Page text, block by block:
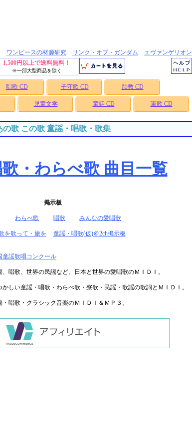
ワンピースの材源研究 リンク・オブ・ガンダム エヴァンゲリオン
1,500円以上で送料無料！
※一部大型商品を除く
唱歌 CD 子守歌 CD 胎教 CD
児童文学 童話 CD 軍歌 CD
の歌 この歌 童謡・唱歌・歌集
・わらべ歌 曲目一覧
掲示板
わらべ歌 唱歌 みんなの愛唱歌
を歌って・旅を 童謡・唱歌(仮)＠2ch掲示板
童謡歌唱コンクール
、唱歌、世界の民謡など、日本と世界の愛唱歌のＭＩＤＩ。
かしい童謡・唱歌・わらべ歌・寮歌・民謡・歌謡の歌詞とＭＩＤＩ。
・唱歌・クラシック音楽のＭＩＤＩ＆ＭＰ３。